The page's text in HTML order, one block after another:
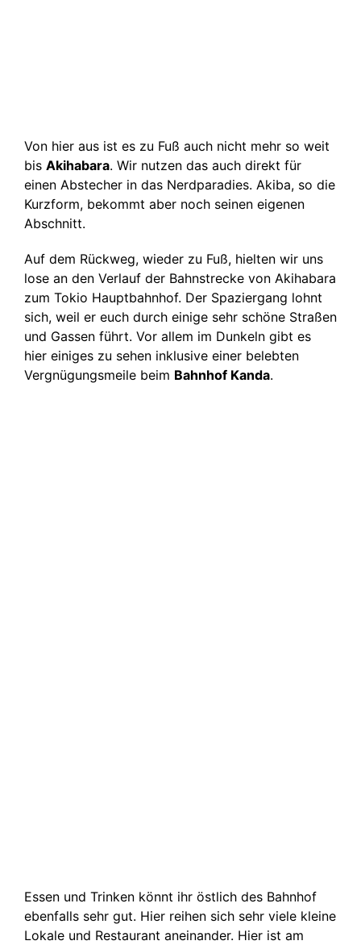
Von hier aus ist es zu Fuß auch nicht mehr so weit
bis Akihabara. Wir nutzen das auch direkt für
einen Abstecher in das Nerdparadies. Akiba, so die
Kurzform, bekommt aber noch seinen eigenen
Abschnitt.
Auf dem Rückweg, wieder zu Fuß, hielten wir uns
lose an den Verlauf der Bahnstrecke von Akihabara
zum Tokio Hauptbahnhof. Der Spaziergang lohnt
sich, weil er euch durch einige sehr schöne Straßen
und Gassen führt. Vor allem im Dunkeln gibt es
hier einiges zu sehen inklusive einer belebten
Vergnügungsmeile beim Bahnhof Kanda.
Essen und Trinken könnt ihr östlich des Bahnhof
ebenfalls sehr gut. Hier reihen sich sehr viele kleine
Lokale und Restaurant aneinander. Hier ist am